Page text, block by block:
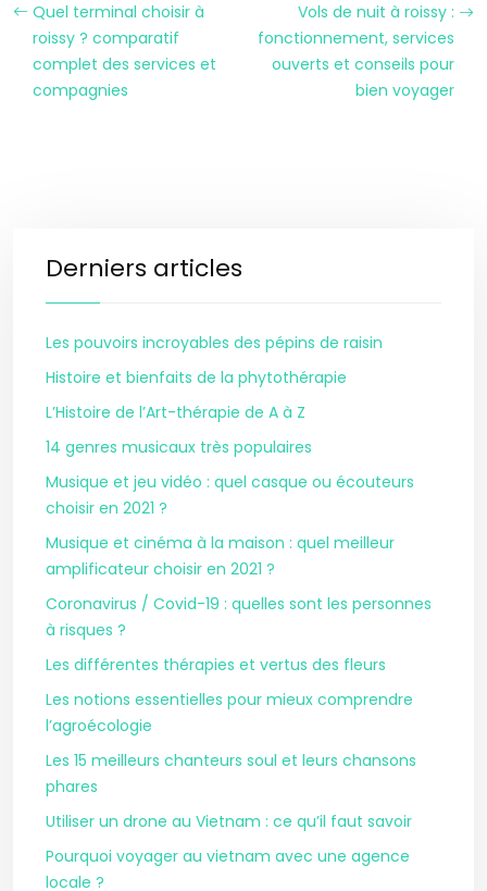
Quel terminal choisir à
roissy ? comparatif
complet des services et
compagnies
Vols de nuit à roissy :
fonctionnement, services
ouverts et conseils pour
bien voyager
Derniers articles
Les pouvoirs incroyables des pépins de raisin
Histoire et bienfaits de la phytothérapie
L’Histoire de l’Art-thérapie de A à Z
14 genres musicaux très populaires
Musique et jeu vidéo : quel casque ou écouteurs
choisir en 2021 ?
Musique et cinéma à la maison : quel meilleur
amplificateur choisir en 2021 ?
Coronavirus / Covid-19 : quelles sont les personnes
à risques ?
Les différentes thérapies et vertus des fleurs
Les notions essentielles pour mieux comprendre
l’agroécologie
Les 15 meilleurs chanteurs soul et leurs chansons
phares
Utiliser un drone au Vietnam : ce qu’il faut savoir
Pourquoi voyager au vietnam avec une agence
locale ?